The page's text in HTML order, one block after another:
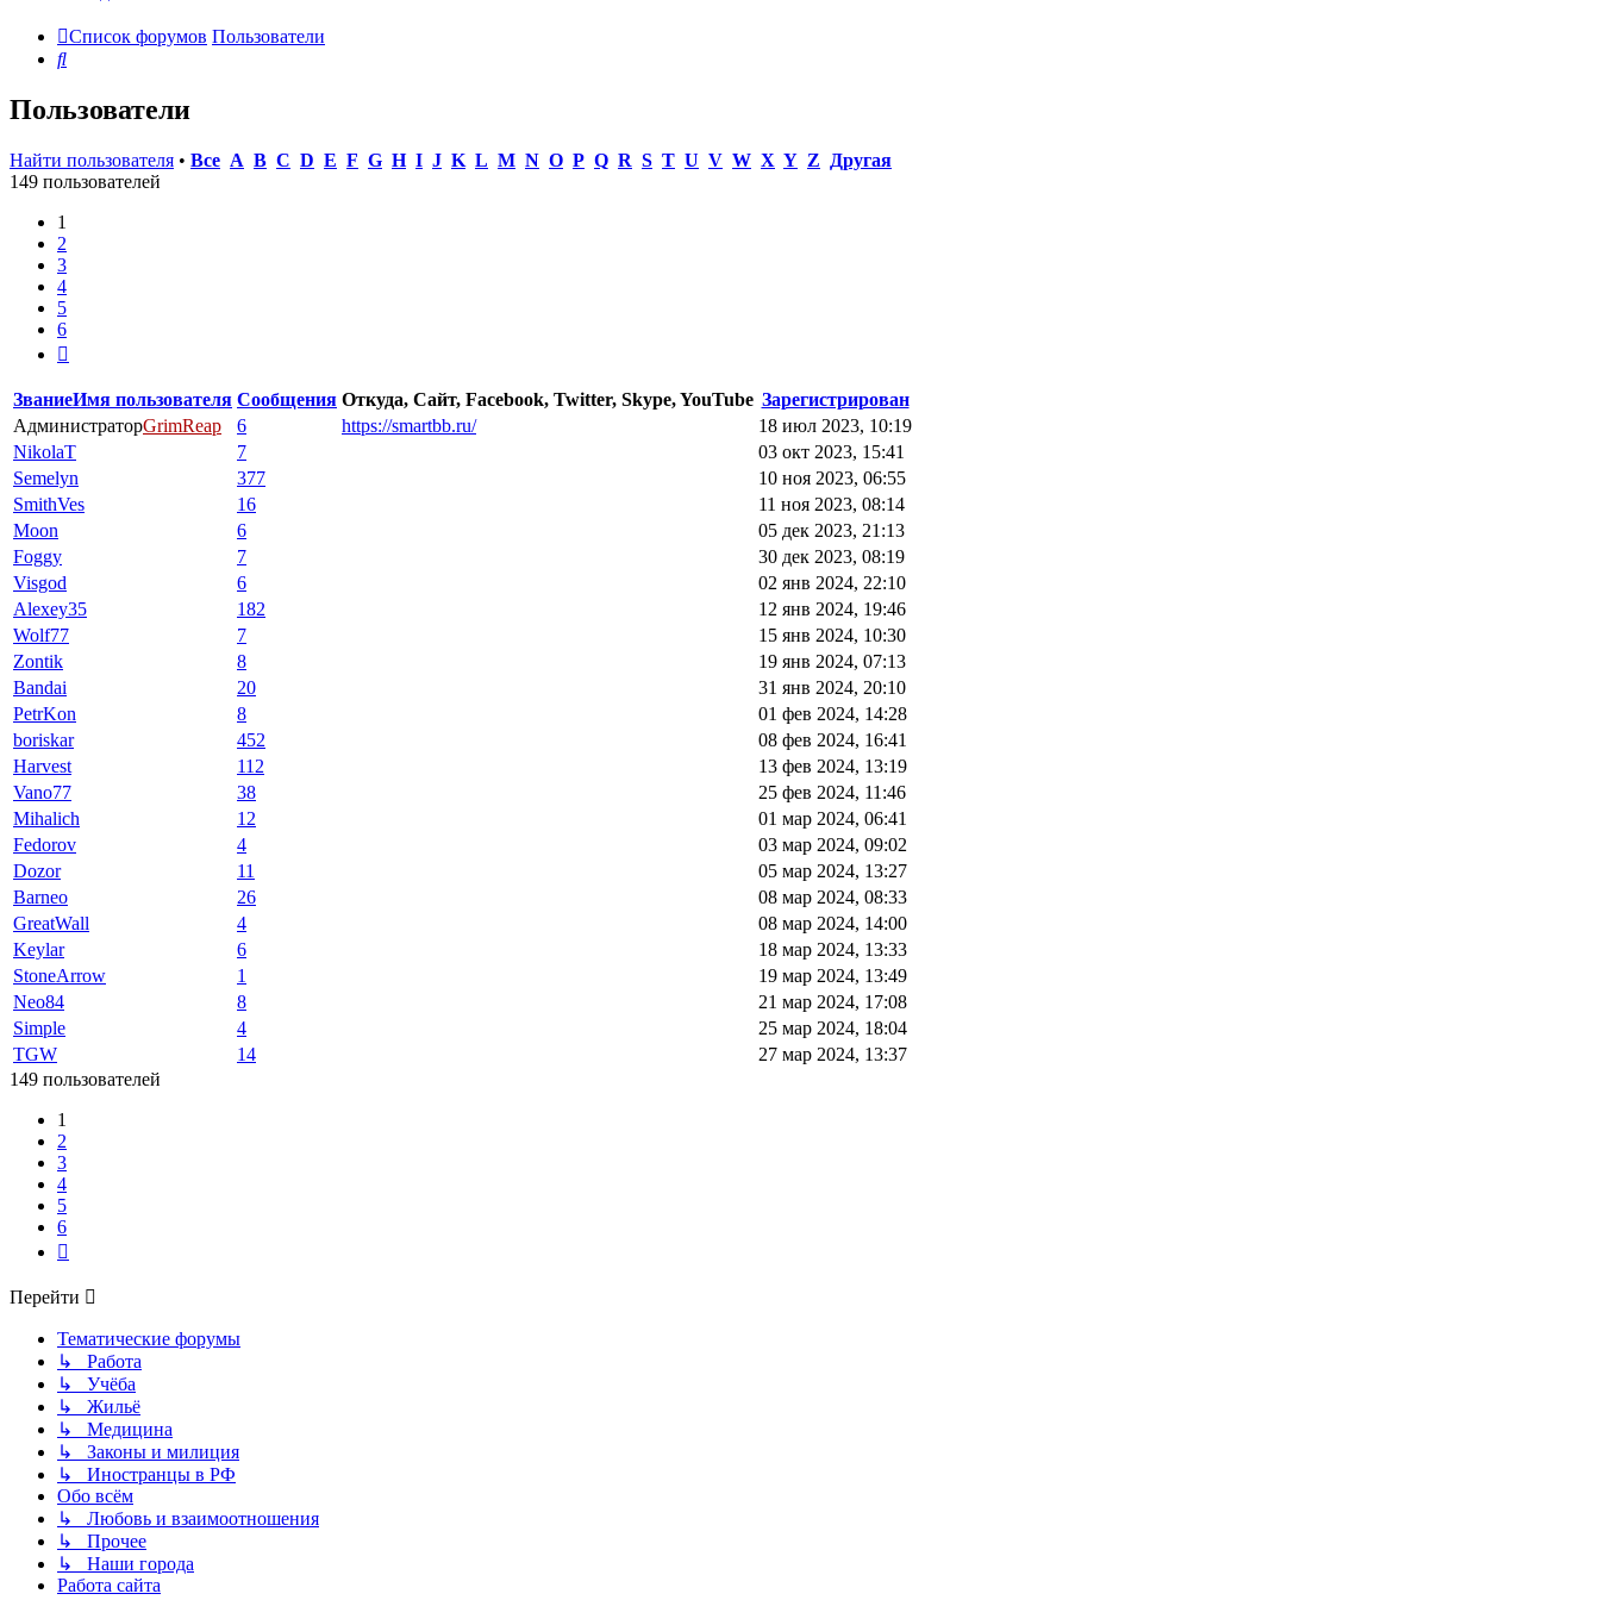
Список форумов Пользователи
Поиск
Пользователи
Найти пользователя • Все A B C D E F G H I J K L M N O P Q R S T U V W X Y Z
Другая
149 пользователей
1
2
3
4
5
6
ЗваниеИмя пользователя Сообщения Откуда, Сайт, Facebook, Twitter, Skype, YouTube Зарегистрирован
АдминистраторGrimReap 6 https://smartbb.ru/
18 июл 2023, 10:19
NikolaT
7
03 окт 2023, 15:41
Semelyn
377
10 ноя 2023, 06:55
SmithVes
16
11 ноя 2023, 08:14
Moon
6
05 дек 2023, 21:13
Foggy
7
30 дек 2023, 08:19
Visgod
6
02 янв 2024, 22:10
Alexey35
182
12 янв 2024, 19:46
Wolf77
7
15 янв 2024, 10:30
Zontik
8
19 янв 2024, 07:13
Bandai
20
31 янв 2024, 20:10
PetrKon
8
01 фев 2024, 14:28
boriskar
452
08 фев 2024, 16:41
Harvest
112
13 фев 2024, 13:19
Vano77
38
25 фев 2024, 11:46
Mihalich
12
01 мар 2024, 06:41
Fedorov
4
03 мар 2024, 09:02
Dozor
11
05 мар 2024, 13:27
Barneo
26
08 мар 2024, 08:33
GreatWall
4
08 мар 2024, 14:00
Keylar
6
18 мар 2024, 13:33
StoneArrow
1
19 мар 2024, 13:49
Neo84
8
21 мар 2024, 17:08
Simple
4
25 мар 2024, 18:04
TGW
14
27 мар 2024, 13:37
149 пользователей
1
2
3
4
5
6
Перейти
Тематические форумы
↳ Работа
↳ Учёба
↳ Жильё
↳ Медицина
↳ Законы и милиция
↳ Иностранцы в РФ
Обо всём
↳ Любовь и взаимоотношения
↳ Прочее
↳ Наши города
Работа сайта